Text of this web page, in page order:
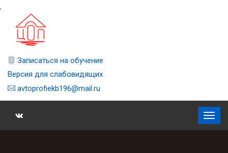
,
Записаться на обучение
Версия для слабовидящих
avtoprofiekb196@mail.ru